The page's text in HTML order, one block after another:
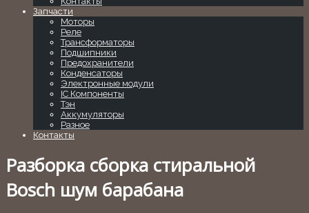
Запчасти
Моторы
Реле
Трансформаторы
Подшипники
Предохранители
Конденсаторы
Электронные модули
IC Компоненты
Тэн
Аккумуляторы
Разное
Контакты
Разборка сборка стиральной
Bosch шум барабана